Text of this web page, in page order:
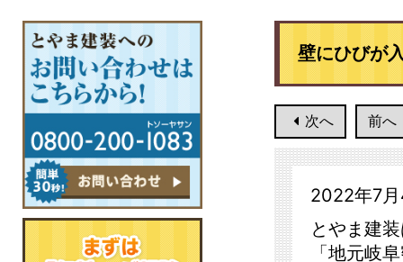
壁にひびが
次へ 前へ
2022年7
とやま建
「地元岐